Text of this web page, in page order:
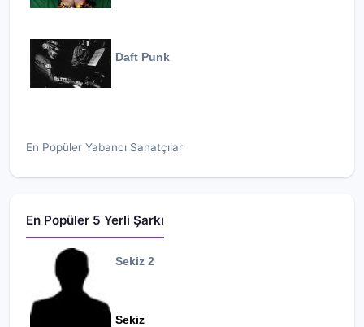
Daft Punk
En Popüler Yabancı Sanatçılar
En Popüler 5 Yerli Şarkı
Sekiz 2
Sekiz